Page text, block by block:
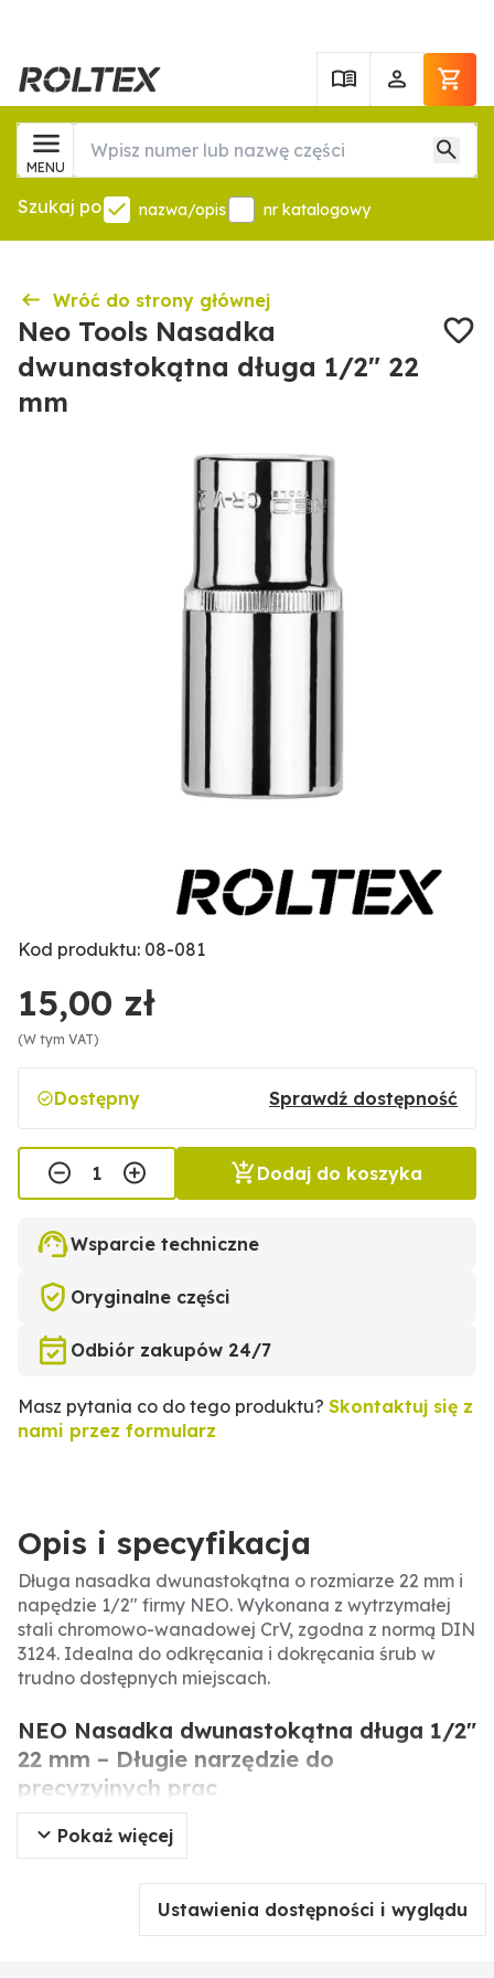
MENU
Szukaj po nazwa/opis nr katalogowy
Wróć do strony głównej
Neo Tools Nasadka
dwunastokątna długa 1/2" 22
mm
Kod produktu: 08-081
15,00 zł
(W tym VAT)
Dostępny Sprawdź dostępność
Dodaj do koszyka
Wsparcie techniczne
Oryginalne części
Odbiór zakupów 24/7
Masz pytania co do tego produktu? Skontaktuj się z
nami przez formularz
Opis i specyfikacja
Długa nasadka dwunastokątna o rozmiarze 22 mm i
napędzie 1/2" firmy NEO. Wykonana z wytrzymałej
stali chromowo-wanadowej CrV, zgodna z normą DIN
3124. Idealna do odkręcania i dokręcania śrub w
trudno dostępnych miejscach.
NEO Nasadka dwunastokątna długa 1/2"
22 mm – Długie narzędzie do
precyzyjnych prac
Długa nasadka dwunastokątna o napędzie 1/2" i
rozmiarze 22 mm firmy NEO to wszechstronne
narzędzie warsztatowe. Wykonana ze stali
chromowo-wanadowej CrV zgodnie z normą DIN
3124, gwarantuje wysoką wytrzymałość i odporność
Pokaż więcej
Ustawienia dostępności i wyglądu